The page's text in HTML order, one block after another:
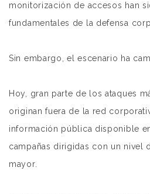
monitorización de accesos han
fundamentales de la defensa
Sin embargo, el escenario ha
Hoy, gran parte de los ataques
originan fuera de la red
información pública disponible
campañas dirigidas con un nivel
mayor.